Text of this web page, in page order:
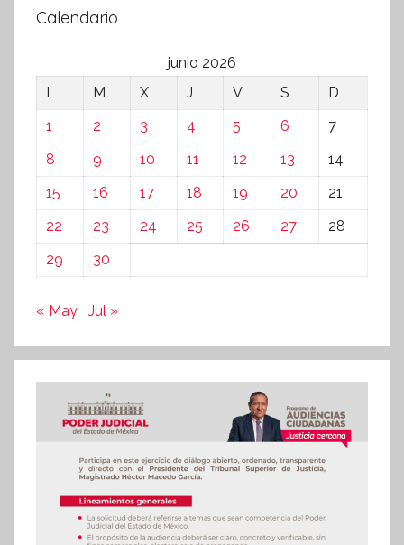
Calendario
junio 2026
L
M X J V S
D
1
2 3 4 5 6
7
8
9 10 11 12 13
14
15
16 17 18 19 20
21
22
23 24 25 26 27
28
29
30
« May Jul »